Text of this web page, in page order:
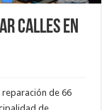
calles en
de 66